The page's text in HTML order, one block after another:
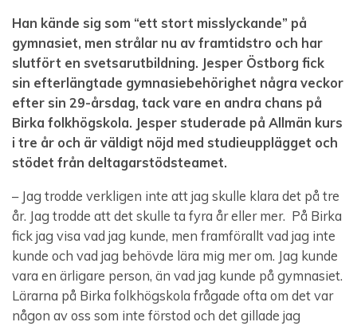
Han kände sig som “ett stort misslyckande” på
gymnasiet, men strålar nu av framtidstro och har
slutfört en svetsarutbildning. Jesper Östborg fick
sin efterlängtade gymnasiebehörighet några veckor
efter sin 29-årsdag, tack vare en andra chans på
Birka folkhögskola. Jesper studerade på Allmän kurs
i tre år och är väldigt nöjd med studieupplägget och
stödet från deltagarstödsteamet.
– Jag trodde verkligen inte att jag skulle klara det på tre
år. Jag trodde att det skulle ta fyra år eller mer. På Birka
fick jag visa vad jag kunde, men framförallt vad jag inte
kunde och vad jag behövde lära mig mer om. Jag kunde
vara en ärligare person, än vad jag kunde på gymnasiet.
Lärarna på Birka folkhögskola frågade ofta om det var
någon av oss som inte förstod och det gillade jag